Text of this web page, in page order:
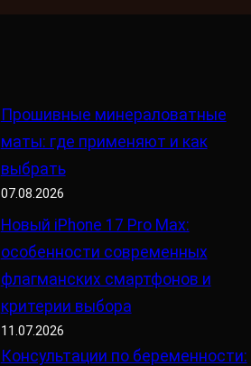
Прошивные минераловатные
маты: где применяют и как
выбрать
07.08.2026
Новый iPhone 17 Pro Max:
особенности современных
флагманских смартфонов и
критерии выбора
11.07.2026
Консультации по беременности: